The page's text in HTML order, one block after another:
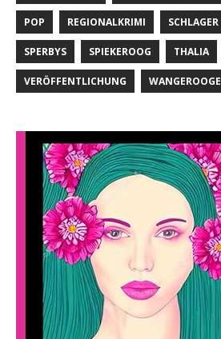
POP REGIONALKRIMI SCHLAGER
SPERBYS SPIEKEROOG THALIA
VERÖFFENTLICHUNG WANGEROOGE